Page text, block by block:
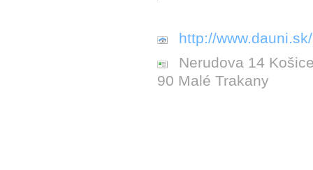
http://www.dauni.sk/
Nerudova 14
90 Malé Trakany